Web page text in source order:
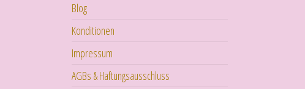
Blog
Konditionen
Impressum
AGBs & Haftungsausschluss